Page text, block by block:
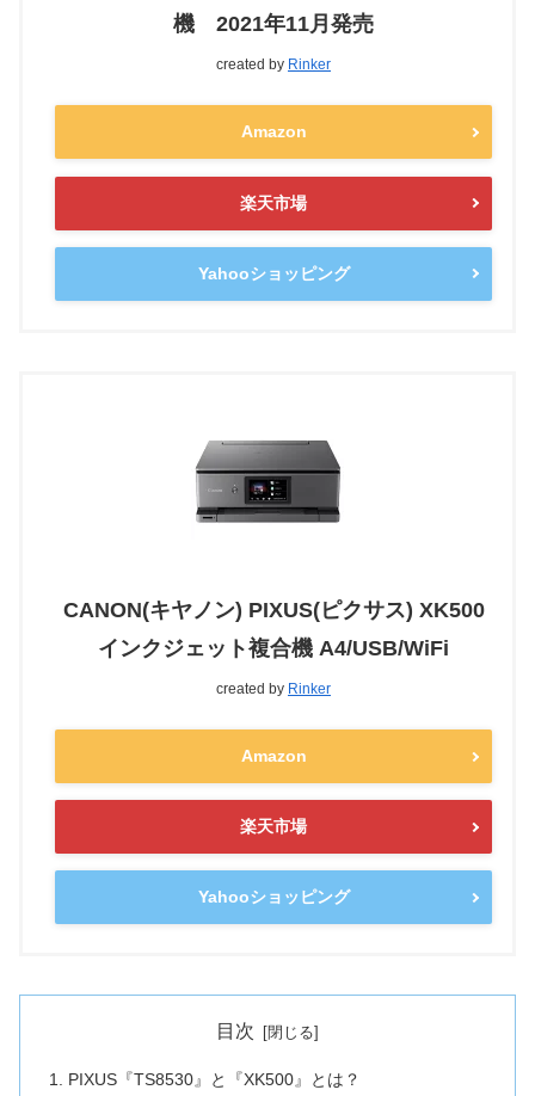
機 2021年11月発売
created by Rinker
Amazon
楽天市場
Yahooショッピング
CANON(キヤノン) PIXUS(ピクサス) XK500
インクジェット複合機 A4/USB/WiFi
created by Rinker
Amazon
楽天市場
Yahooショッピング
目次
PIXUS『TS8530』と『XK500』とは？